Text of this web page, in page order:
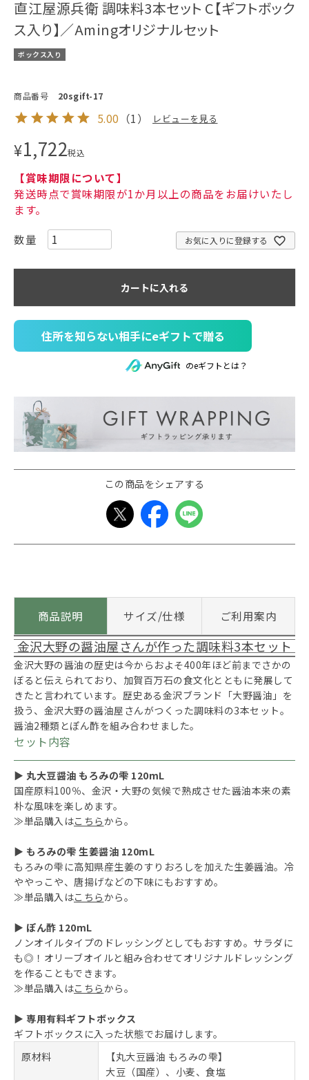
直江屋源兵衛 調味料3本セット C【ギフトボック
ス入り】／Amingオリジナルセット
ボックス入り
商品番号 20sgift-17
5.00 （1） レビューを見る
¥1,722税込
【賞味期限について】
発送時点で賞味期限が1か月以上の商品をお届けいたし
ます。
お気に入りに登録する
カートに入れる
住所を知らない相手にeギフトで贈る
のeギフトとは？
この商品をシェアする
商品説明 サイズ/仕様 ご利用案内
金沢大野の醤油屋さんが作った調味料3本セット
金沢大野の醤油の歴史は今からおよそ400年ほど前までさかの
ぼると伝えられており、加賀百万石の食文化とともに発展して
きたと言われています。歴史ある金沢ブランド「大野醤油」を
扱う、金沢大野の醤油屋さんがつくった調味料の3本セット。
醤油2種類とぽん酢を組み合わせました。
セット内容
▶ 丸大豆醤油 もろみの雫 120mL
国産原料100％、金沢・大野の気候で熟成させた醤油本来の素
朴な風味を楽しめます。
≫単品購入はこちらから。
▶ もろみの雫 生姜醤油 120mL
もろみの雫に高知県産生姜のすりおろしを加えた生姜醤油。冷
ややっこや、唐揚げなどの下味にもおすすめ。
≫単品購入はこちらから。
▶ ぽん酢 120mL
ノンオイルタイプのドレッシングとしてもおすすめ。サラダに
も◎！オリーブオイルと組み合わせてオリジナルドレッシング
を作ることもできます。
≫単品購入はこちらから。
▶ 専用有料ギフトボックス
ギフトボックスに入った状態でお届けします。
原材料
【丸大豆醤油 もろみの雫】
大豆（国産）、小麦、食塩